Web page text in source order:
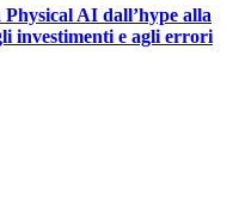
AI dall’hype alla
investimenti e agli errori